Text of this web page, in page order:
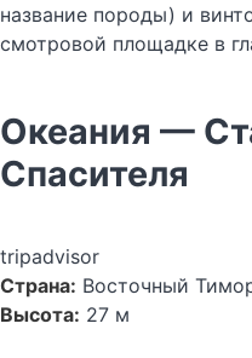
название породы) и
смотровой площадке в
Океания —
Спасителя
tripadvisor
Страна: Восточный
Высота: 27 м